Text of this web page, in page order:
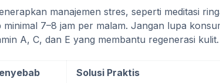
manajemen stres, seperti meditasi
7–8 jam per malam. Jangan lupa
A, C, dan E yang membantu regenerasi kulit.
Solusi Praktis